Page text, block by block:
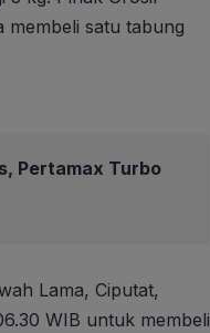
membeli satu tabung
Pertamax Turbo
Lama, Ciputat,
WIB untuk membeli